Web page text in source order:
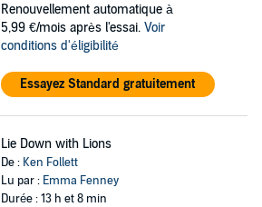
Renouvellement automatique à
5,99 €/mois après l'essai. Voir
conditions d'éligibilité
Essayez Standard gratuitement
Lie Down with Lions
De : Ken Follett
Lu par : Emma Fenney
Durée : 13 h et 8 min